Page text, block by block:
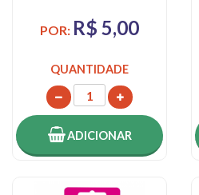
POR: R$ 5,00
QUANTIDADE
ADICIONAR